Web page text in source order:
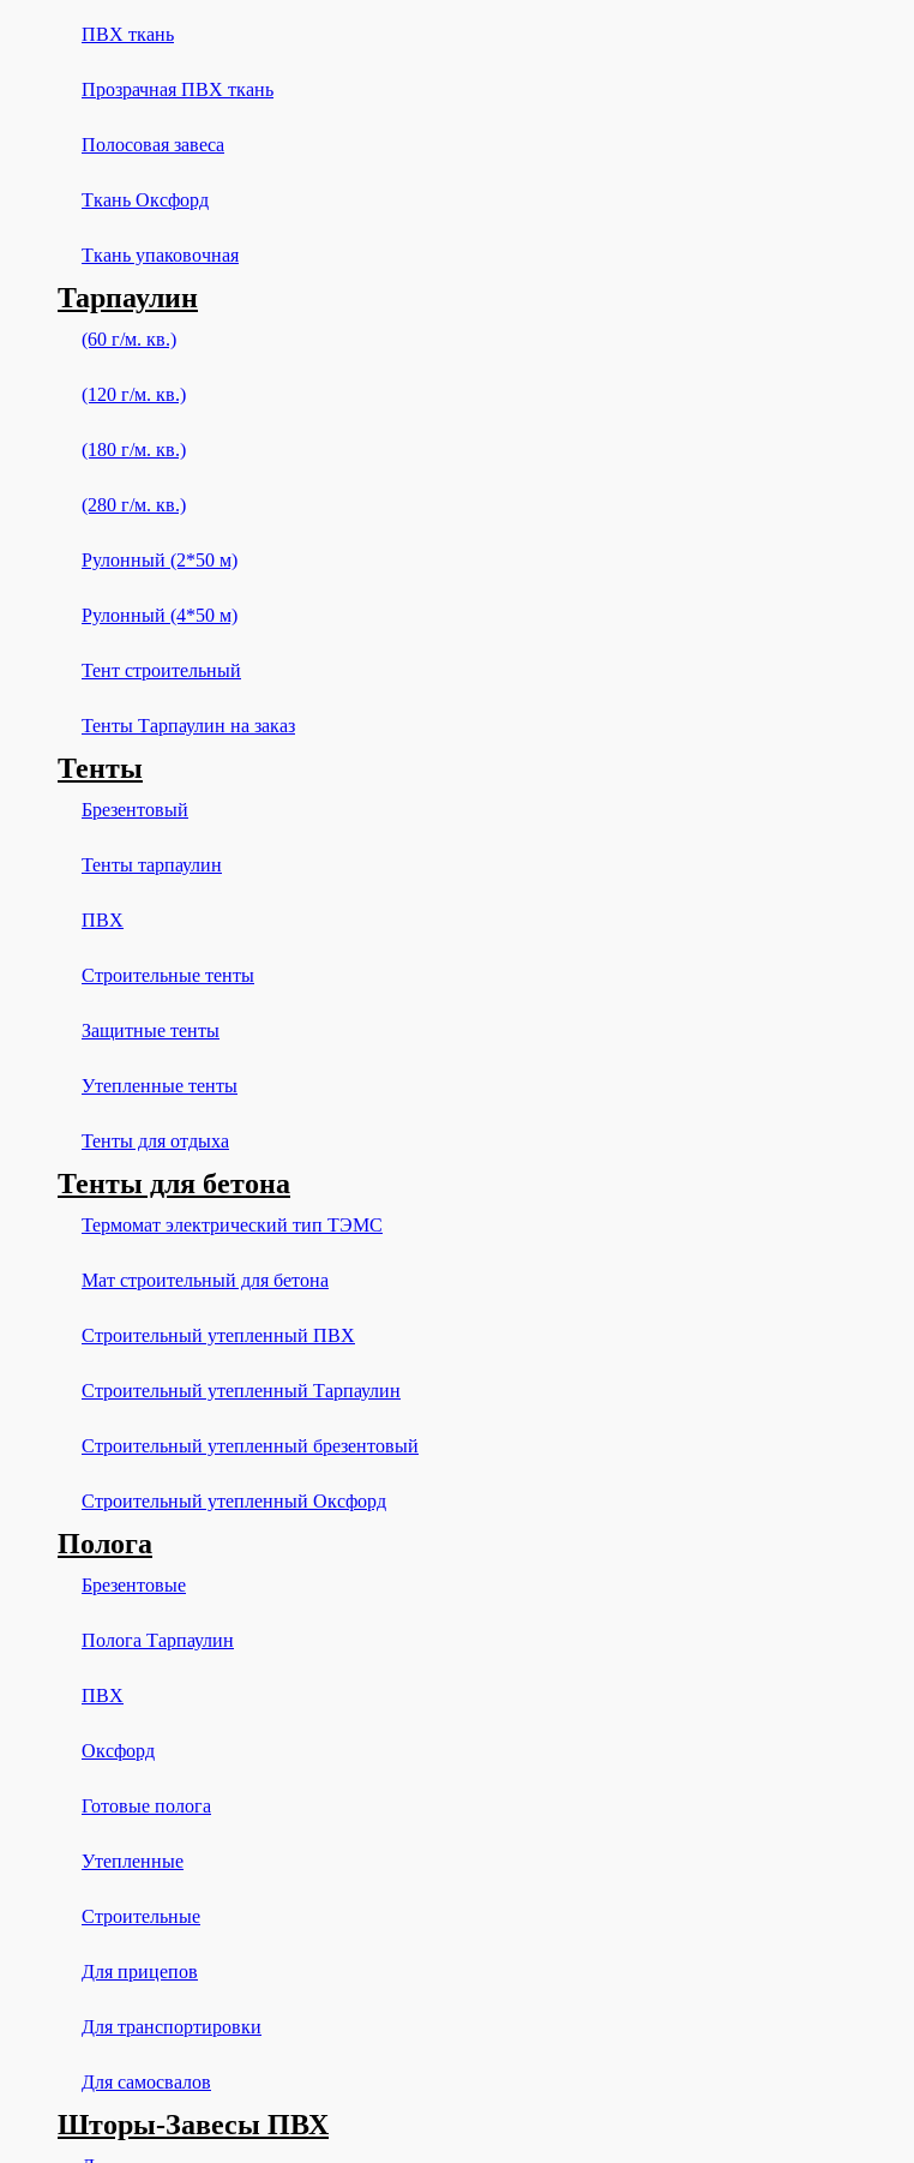
ПВХ ткань
Прозрачная ПВХ ткань
Полосовая завеса
Ткань Оксфорд
Ткань упаковочная
Тарпаулин
(60 г/м. кв.)
(120 г/м. кв.)
(180 г/м. кв.)
(280 г/м. кв.)
Рулонный (2*50 м)
Рулонный (4*50 м)
Тент строительный
Тенты Тарпаулин на заказ
Тенты
Брезентовый
Тенты тарпаулин
ПВХ
Строительные тенты
Защитные тенты
Утепленные тенты
Тенты для отдыха
Тенты для бетона
Термомат электрический тип ТЭМС
Мат строительный для бетона
Строительный утепленный ПВХ
Строительный утепленный Тарпаулин
Строительный утепленный брезентовый
Строительный утепленный Оксфорд
Полога
Брезентовые
Полога Тарпаулин
ПВХ
Оксфорд
Готовые полога
Утепленные
Строительные
Для прицепов
Для транспортировки
Для самосвалов
Шторы-Завесы ПВХ